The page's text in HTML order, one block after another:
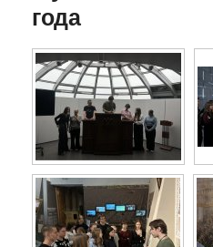
года